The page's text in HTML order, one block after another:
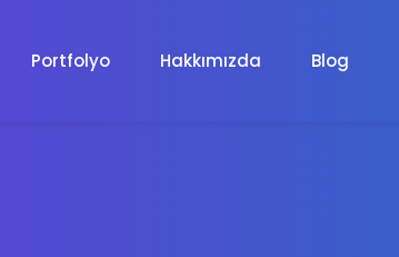
Portfolyo Hakkımızda Blog